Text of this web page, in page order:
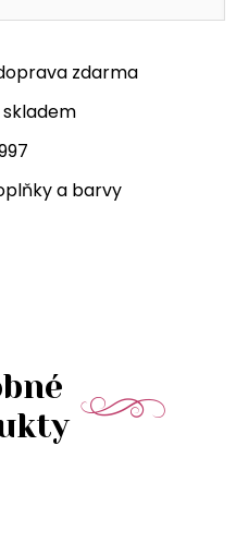
zdarma
a barvy